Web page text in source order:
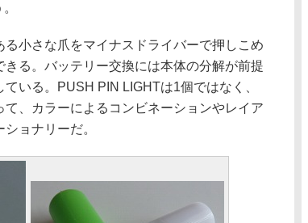
小さな爪をマイナスドライバーで押しこめ
る。バッテリー交換には本体の分解が前提
いる。PUSH PIN LIGHTは1個ではなく、
、カラーによるコンビネーションやレイア
ョナリーだ。